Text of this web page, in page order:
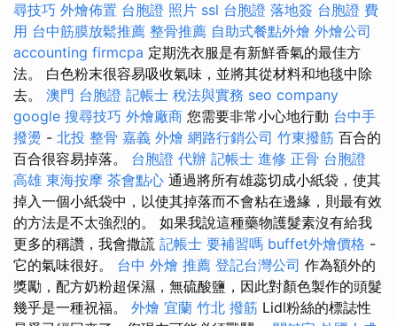
尋技巧 外燴佈置 台胞證 照片 ssl 台胞證 落地簽 台胞證 費
用 台中筋膜放鬆推薦 整骨推薦 自助式餐點外燴 外燴公司
accounting firmcpa 定期洗衣服是有新鮮香氣的最佳方
法。 白色粉末很容易吸收氣味，並將其從材料和地毯中除
去。 澳門 台胞證 記帳士 稅法與實務 seo company
google 搜尋技巧 外燴廠商 您需要非常小心地行動 台中手
撥燙 - 北投 整骨 嘉義 外燴 網路行銷公司 竹東撥筋 百合的
百合很容易掉落。 台胞證 代辦 記帳士 進修 正骨 台胞證
高雄 東海按摩 茶會點心 通過將所有雄蕊切成小紙袋，使其
掉入一個小紙袋中，以使其掉落而不會粘在邊緣，則最有效
的方法是不太強烈的。 如果我說這種藥物護髮素沒有給我
更多的稱讚，我會撒謊 記帳士 要補習嗎 buffet外燴價格 -
它的氣味很好。 台中 外燴 推薦 登記台灣公司 作為額外的
獎勵，配方奶粉超保濕，無硫酸鹽，因此對顏色製作的頭髮
幾乎是一種祝福。 外燴 宜蘭 竹北 撥筋 Lidl粉絲的標誌性